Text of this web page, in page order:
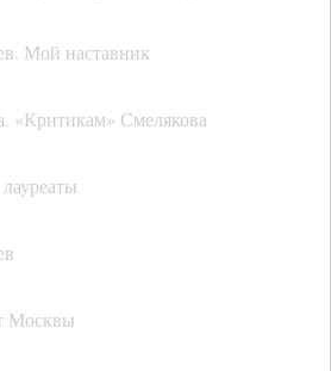
Мой наставник
«Критикам» Смелякова
Москвы